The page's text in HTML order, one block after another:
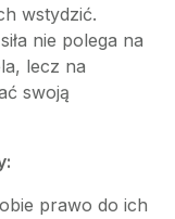
wstydzić.
nie polega na
lecz na
swoją
prawo do ich